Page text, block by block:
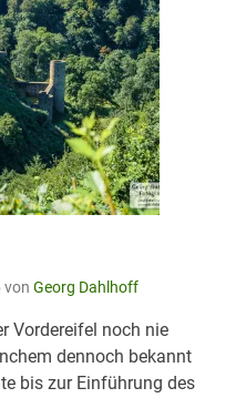
von Georg Dahlhoff
Vordereifel noch nie
dennoch bekannt
bis zur Einführung des